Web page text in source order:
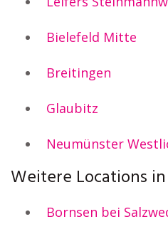
Bielefeld Mitte
Breitingen
Glaubitz
Neumünster
Weitere Locations
Bornsen bei